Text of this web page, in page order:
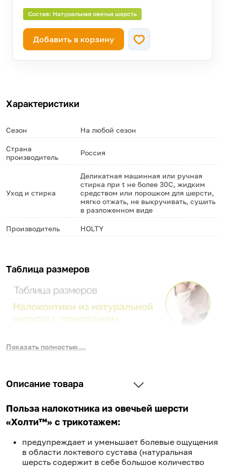
Состав: Натуральная овечья шерсть
Добавить в корзину
Характеристики
Сезон На любой сезон
Страна
производитель
Россия
Уход и стирка
Деликатная машинная или ручная
стирка при t не более 30С, жидким
средством или порошком для шерсти,
мягко отжать, не выкручивать, сушить
в разложенном виде
Производитель HOLTY
Таблица размеров
Показать полностью....
Описание товара
Польза налокотника из овечьей шерсти
«Холти™» с трикотажем:
предупреждает и уменьшает болевые ощущения
в области локтевого сустава (натуральная
шерсть содержит в себе большое количество